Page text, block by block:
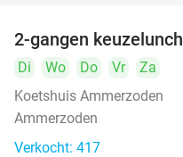
2-gangen keuzelunch
Di Wo Do Vr
Za
Koetshuis Ammerzoden
Ammerzoden
Verkocht: 417